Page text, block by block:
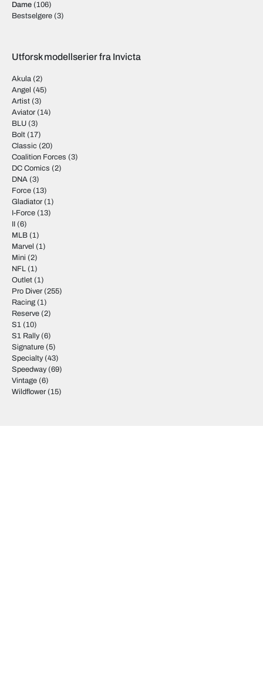
Dame (106)
Bestselgere (3)
Utforsk modellserier fra Invicta
Akula (2)
Angel (45)
Artist (3)
Aviator (14)
BLU (3)
Bolt (17)
Classic (20)
Coalition Forces (3)
DC Comics (2)
DNA (3)
Force (13)
Gladiator (1)
I-Force (13)
II (6)
MLB (1)
Marvel (1)
Mini (2)
NFL (1)
Outlet (1)
Pro Diver (255)
Racing (1)
Reserve (2)
S1 (10)
S1 Rally(6)
Signature (5)
Specialty(43)
Speedway(69)
Vintage (6)
Wildflower (15)